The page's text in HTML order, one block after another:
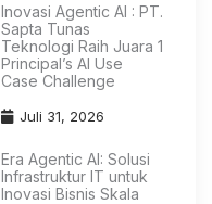
Inovasi Agentic AI : PT.
Sapta Tunas
Teknologi Raih Juara 1
Principal’s AI Use
Case Challenge
Juli 31, 2026
Era Agentic AI: Solusi
Infrastruktur IT untuk
Inovasi Bisnis Skala